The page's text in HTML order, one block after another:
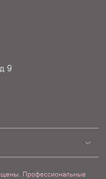
9
Профессиональные